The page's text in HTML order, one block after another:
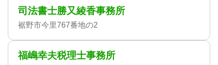
司法書士勝又綾香事務所
裾野市今里767番地の2
福嶋幸夫税理士事務所